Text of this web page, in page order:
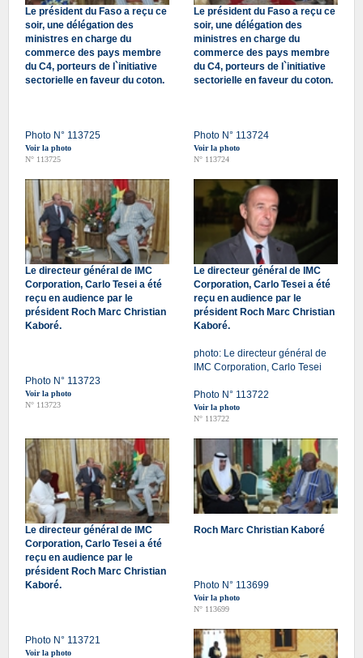
Le président du Faso a reçu ce
soir, une délégation des
ministres en charge du
commerce des pays membre
du C4, porteurs de l`initiative
sectorielle en faveur du coton.
Photo N° 113725
Voir la photo
N° 113725
Le président du Faso a reçu ce
soir, une délégation des
ministres en charge du
commerce des pays membre
du C4, porteurs de l`initiative
sectorielle en faveur du coton.
Photo N° 113724
Voir la photo
N° 113724
Le directeur général de IMC
Corporation, Carlo Tesei a été
reçu en audience par le
président Roch Marc Christian
Kaboré.
Photo N° 113723
Voir la photo
N° 113723
Le directeur général de IMC
Corporation, Carlo Tesei a été
reçu en audience par le
président Roch Marc Christian
Kaboré.
photo: Le directeur général de
IMC Corporation, Carlo Tesei
Photo N° 113722
Voir la photo
N° 113722
Le directeur général de IMC
Corporation, Carlo Tesei a été
reçu en audience par le
président Roch Marc Christian
Kaboré.
Photo N° 113721
Voir la photo
Roch Marc Christian Kaboré
Photo N° 113699
Voir la photo
N° 113699